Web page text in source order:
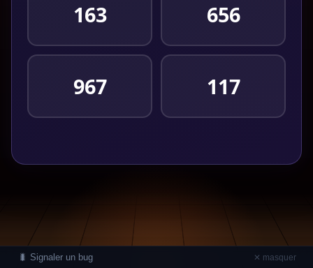
163 656
967 117
🐛 Signaler un bug ✕ masquer